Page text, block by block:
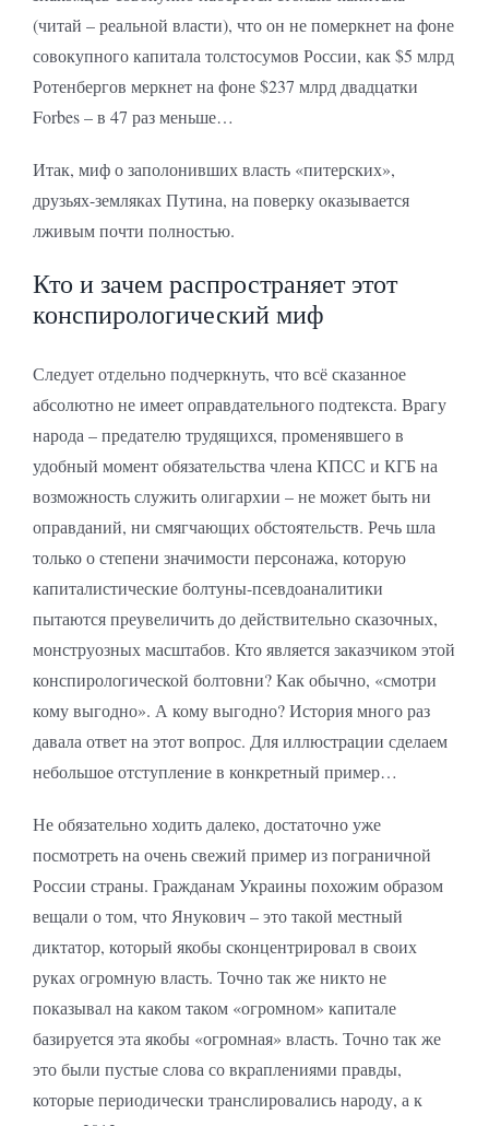
(читай – реальной власти), что он не померкнет на фоне
совокупного капитала толстосумов России, как $5 млрд
Ротенбергов меркнет на фоне $237 млрд двадцатки
Forbes – в 47 раз меньше…
Итак, миф о заполонивших власть «питерских»,
друзьях-земляках Путина, на поверку оказывается
лживым почти полностью.
Кто и зачем распространяет этот
конспирологический миф
Следует отдельно подчеркнуть, что всё сказанное
абсолютно не имеет оправдательного подтекста. Врагу
народа – предателю трудящихся, променявшего в
удобный момент обязательства члена КПСС и КГБ на
возможность служить олигархии – не может быть ни
оправданий, ни смягчающих обстоятельств. Речь шла
только о степени значимости персонажа, которую
капиталистические болтуны-псевдоаналитики
пытаются преувеличить до действительно сказочных,
монструозных масштабов. Кто является заказчиком этой
конспирологической болтовни? Как обычно, «смотри
кому выгодно». А кому выгодно? История много раз
давала ответ на этот вопрос. Для иллюстрации сделаем
небольшое отступление в конкретный пример…
Не обязательно ходить далеко, достаточно уже
посмотреть на очень свежий пример из пограничной
России страны. Гражданам Украины похожим образом
вещали о том, что Янукович – это такой местный
диктатор, который якобы сконцентрировал в своих
руках огромную власть. Точно так же никто не
показывал на каком таком «огромном» капитале
базируется эта якобы «огромная» власть. Точно так же
это были пустые слова со вкраплениями правды,
которые периодически транслировались народу, а к